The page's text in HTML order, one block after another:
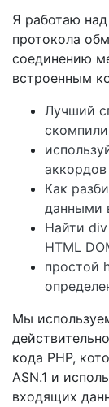
Я работаю над
протокола
соединению
встроенным
Лучший
Как
данными
Найти div
HTML
простой
Мы
кода PHP,
ASN.1 и
входящих